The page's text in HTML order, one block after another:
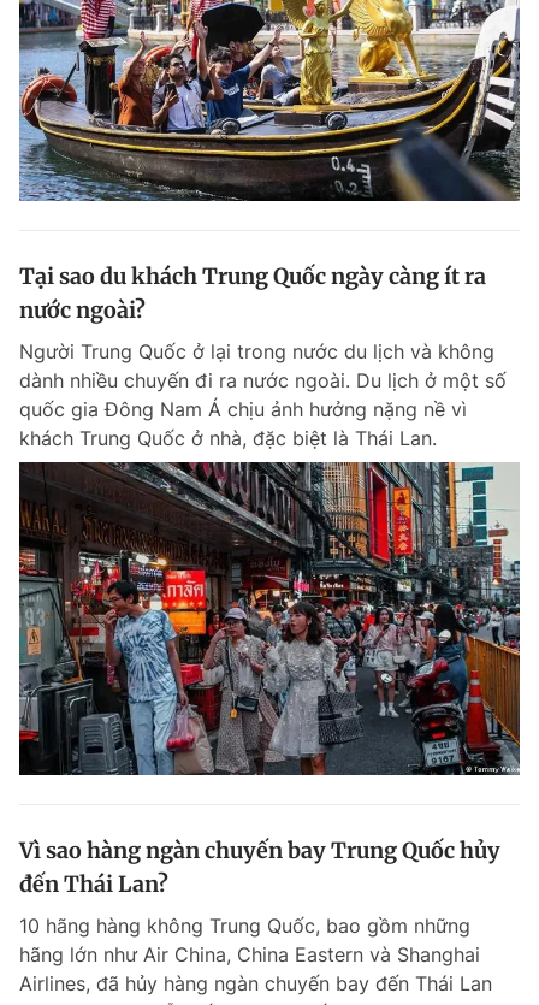
Hotline
0906 645 777
Liên hệ quảng cáo
0908 780 404
Đặt báo Quảng cáo RSS Tòa soạn Chính sách bảo
Tổng biên tập: Nguyễn Ngọc Toàn
Phó tổng biên tập: Trần Việt Hưng
Tổng thư ký tòa soạn: Đức Trung
Giấy phép xuất bản số 110/GP - BTTTT cấp ngày 24.3.2020
© 2003-2026 Bản quyền thuộc về Báo Thanh Niên. Cấm sao chép
dưới mọi hình thức nếu không có sự chấp thuận bằng văn bản.
Phát triển bởi ePi Technologies, JSC.
Tại sao du khách Trung Quốc ngày càng ít ra
nước ngoài?
Người Trung Quốc ở lại trong nước du lịch và không
dành nhiều chuyến đi ra nước ngoài. Du lịch ở một số
quốc gia Đông Nam Á chịu ảnh hưởng nặng nề vì
khách Trung Quốc ở nhà, đặc biệt là Thái Lan.
Vì sao hàng ngàn chuyến bay Trung Quốc hủy
đến Thái Lan?
10 hãng hàng không Trung Quốc, bao gồm những
hãng lớn như Air China, China Eastern và Shanghai
Airlines, đã hủy hàng ngàn chuyến bay đến Thái Lan